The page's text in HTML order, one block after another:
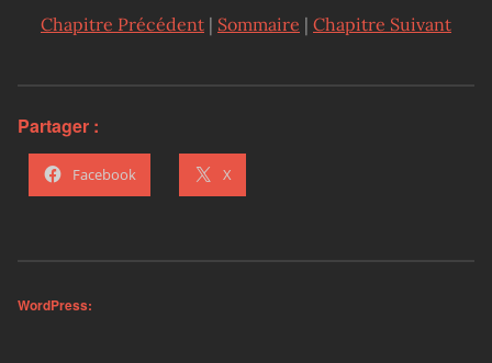
Chapitre Précédent | Sommaire | Chapitre Suivant
Partager :
Facebook X
WordPress: